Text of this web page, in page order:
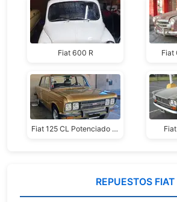
Fiat 600 R Fiat
Fiat 125 CL Potenciado 1980
REPUESTOS FIAT